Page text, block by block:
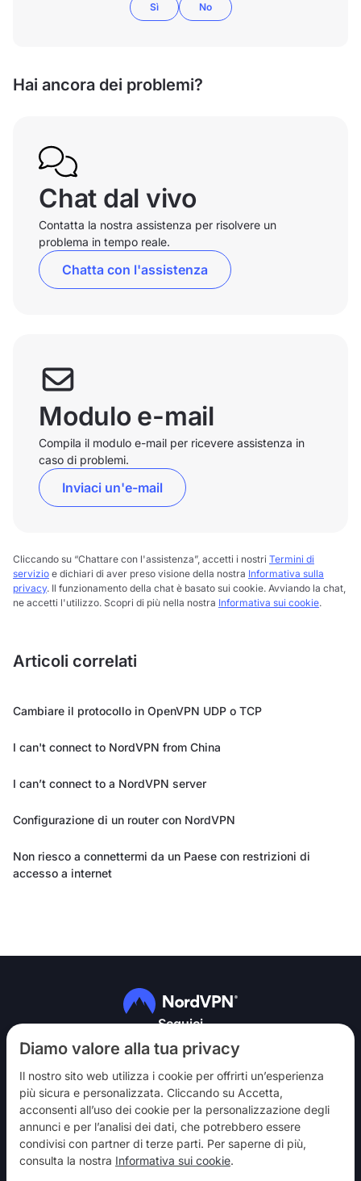
Diamo valore alla tua privacy
Il nostro sito web utilizza i cookie per offrirti un’esperienza
più sicura e personalizzata. Cliccando su Accetta,
acconsenti all’uso dei cookie per la personalizzazione degli
annunci e per l’analisi dei dati, che potrebbero essere
condivisi con partner di terze parti. Per saperne di più,
consulta la nostra Informativa sui cookie.
Sì No
Hai ancora dei problemi?
Chat dal vivo
Contatta la nostra assistenza per risolvere un
problema in tempo reale.
Chatta con l'assistenza
Modulo e-mail
Compila il modulo e-mail per ricevere assistenza in
caso di problemi.
Inviaci un'e-mail
Cliccando su “Chattare con l'assistenza”, accetti i nostri Termini di
servizio e dichiari di aver preso visione della nostra Informativa sulla
privacy. Il funzionamento della chat è basato sui cookie. Avviando la chat,
ne accetti l'utilizzo. Scopri di più nella nostra Informativa sui cookie.
Articoli correlati
Cambiare il protocollo in OpenVPN UDP o TCP
I can't connect to NordVPN from China
I can’t connect to a NordVPN server
Configurazione di un router con NordVPN
Non riesco a connettermi da un Paese con restrizioni di
accesso a internet
Seguici
NordVPN
Partecipa